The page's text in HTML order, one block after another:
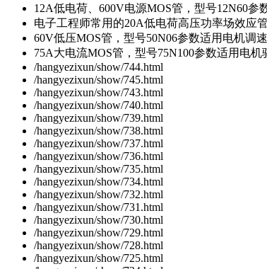
12A低电荷、600V电源MOS管，型号12N60参
电子工程师常用的20A低电荷高压功率场效应
60V低压MOS管，型号50N06参数适用电机调速
75A大电流MOS管，型号75N100参数适用电机
/hangyezixun/show/744.html
/hangyezixun/show/745.html
/hangyezixun/show/743.html
/hangyezixun/show/740.html
/hangyezixun/show/739.html
/hangyezixun/show/738.html
/hangyezixun/show/737.html
/hangyezixun/show/736.html
/hangyezixun/show/735.html
/hangyezixun/show/734.html
/hangyezixun/show/732.html
/hangyezixun/show/731.html
/hangyezixun/show/730.html
/hangyezixun/show/729.html
/hangyezixun/show/728.html
/hangyezixun/show/725.html